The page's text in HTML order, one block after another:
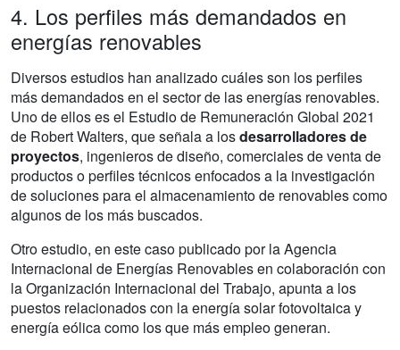
4. Los perfiles más demandados en
energías renovables
Diversos estudios han analizado cuáles son los perfiles
más demandados en el sector de las energías renovables.
Uno de ellos es el Estudio de Remuneración Global 2021
de Robert Walters, que señala a losdesarrolladores de
proyectos, ingenieros de diseño, comerciales de venta de
productos o perfiles técnicos enfocados a la investigación
de soluciones para el almacenamiento de renovables como
algunos de los más buscados.
Otro estudio, en este caso publicado por la Agencia
Internacional de Energías Renovables en colaboración con
la Organización Internacional del Trabajo, apunta a los
puestos relacionados con la energía solar fotovoltaica y
energía eólica como los que más empleo generan.